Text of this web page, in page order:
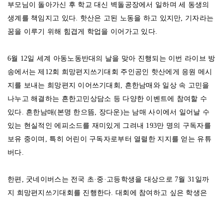
부모님이 돌아가신 후 학교 대신 벽돌공장에서 일하며 세 동생의
생계를 책임지고 있다. 핫산은 고된 노동을 하고 있지만, 기자라는
꿈을 이루기 위해 힘겹게 학업을 이어가고 있다.
6월 12일 세계 아동노동반대의 날을 맞아 진행되는 이번 라이브 방
송에서는 제12회 희망편지쓰기대회 주인공인 핫산에게 응원 메시
지를 보내는 희망편지 이어쓰기대회, 흔한남매와 일상 속 고민을
나누고 해결하는 흔한고민상담소 등 다양한 이벤트에 참여할 수
있다. 흔한남매(본명 한으뜸, 장다운)는 남매 사이에서 일어날 수
있는 현실적인 에피소드를 재미있게 그려내 193만 명의 구독자를
보유 중이며, 특히 어린이 구독자로부터 열렬한 지지를 얻는 유튜
버다.
한편, 굿네이버스는 전국 초·중·고등학생을 대상으로 7월 31일까
지 희망편지쓰기대회를 진행한다. 대회에 참여하고 싶은 학생은